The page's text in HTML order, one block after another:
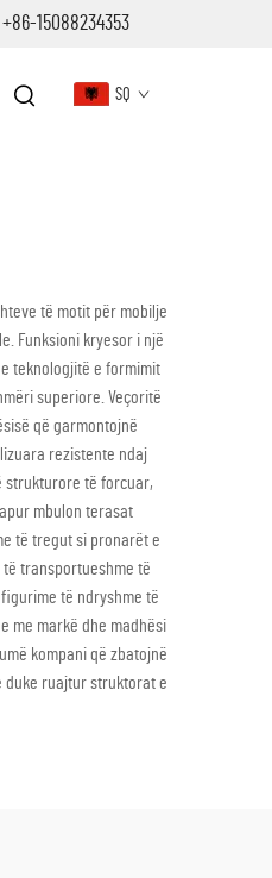
+86-15088234353
SQ
të motit për mobilje
Funksioni kryesor i një
teknologjitë e formimit
superiore. Veçoritë
që garmontojnë
rezistente ndaj
strukturore të forcuar,
mbulon terasat
të tregut si pronarët e
transportueshme të
të ndryshme të
me markë dhe madhësi
kompani që zbatojnë
duke ruajtur struktorat e